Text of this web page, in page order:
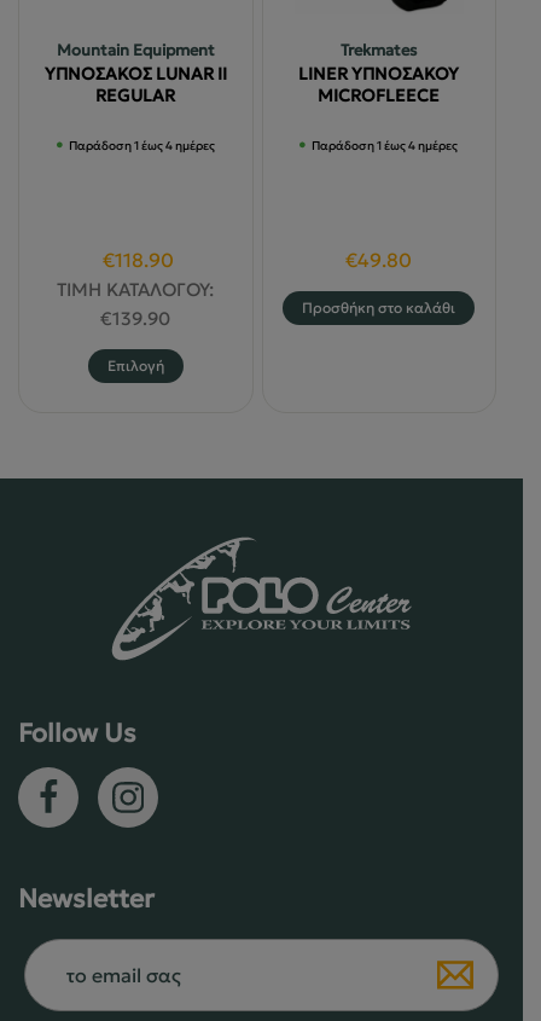
επιλεγούν
του
επιλεγούν
σελίδα
του
Mountain Equipment
ΥΠΝΟΣΑΚΟΣ LUNAR II
REGULAR
Παράδοση 1 έως 4 ημέρες
Original
price
was:
€139.90.
€118.90Η
τρέχουσα
είναι:
€118.90.
ΤΙΜΗ ΚΑΤΑΛΟΓΟΥ:
€139.90
Επιλογή
Αυτό
επιλογές
μπορούν
να
Trekmates
LINER ΥΠΝΟΣΑΚΟΥ
MICROFLEECE
Παράδοση 1 έως 4 ημέρες
€49.80
Προσθήκη στο καλάθι
Follow Us
Newsletter